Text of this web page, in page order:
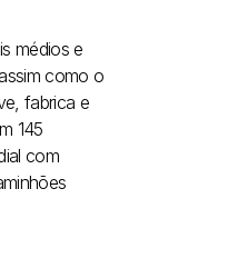
médios e
como o
fabrica e
145
com